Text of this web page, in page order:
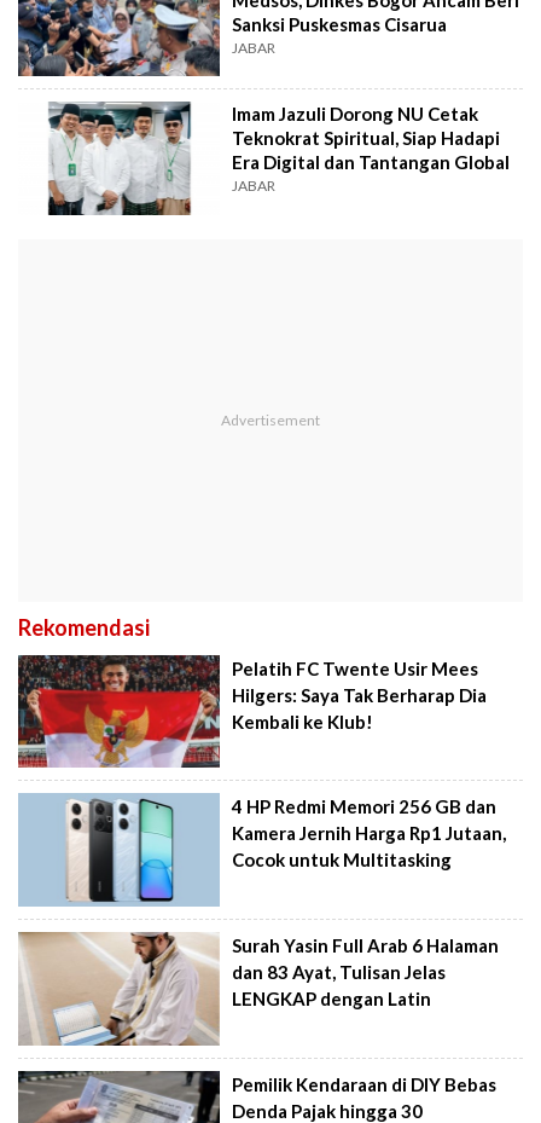
Sanksi Puskesmas Cisarua
JABAR
Imam Jazuli Dorong NU Cetak
Teknokrat Spiritual, Siap Hadapi
Era Digital dan Tantangan Global
JABAR
Rekomendasi
Pelatih FC Twente Usir Mees
Hilgers: Saya Tak Berharap Dia
Kembali ke Klub!
4 HP Redmi Memori 256 GB dan
Kamera Jernih Harga Rp1 Jutaan,
Cocok untuk Multitasking
Surah Yasin Full Arab 6 Halaman
dan 83 Ayat, Tulisan Jelas
LENGKAP dengan Latin
Pemilik Kendaraan di DIY Bebas
Denda Pajak hingga 30